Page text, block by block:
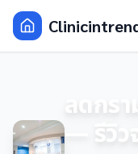
ลดกร
— รีวิ